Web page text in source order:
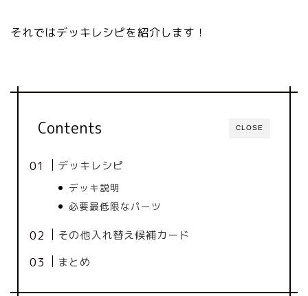
それではデッキレシピを紹介します！
CLOSE
Contents
デッキレシピ
デッキ説明
必要最低限なパーツ
その他入れ替え候補カード
まとめ